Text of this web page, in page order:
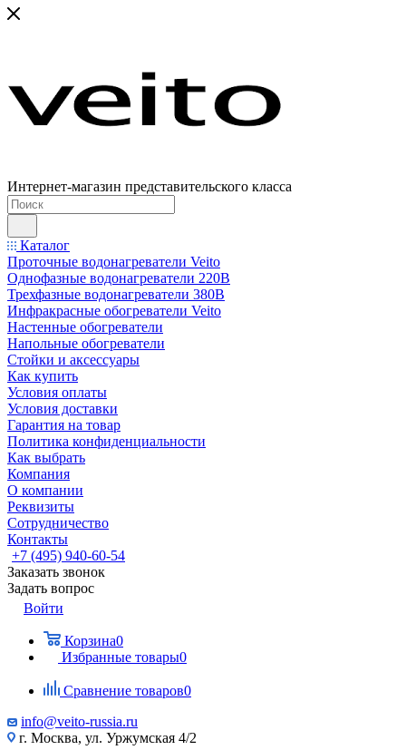
Интернет-магазин представительского класса
Каталог
Проточные водонагреватели Veito
Однофазные водонагреватели 220В
Трехфазные водонагреватели 380В
Инфракрасные обогреватели Veito
Настенные обогреватели
Напольные обогреватели
Стойки и аксессуары
Как купить
Условия оплаты
Условия доставки
Гарантия на товар
Политика конфиденциальности
Как выбрать
Компания
О компании
Реквизиты
Сотрудничество
Контакты
+7 (495) 940-60-54
Заказать звонок
Задать вопрос
Войти
Корзина0
Избранные товары0
Сравнение товаров0
info@veito-russia.ru
г. Москва, ул. Уржумская 4/2